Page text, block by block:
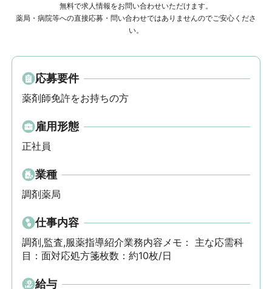
無料で求人情報をお問い合わせいただけます。
薬局・病院等への直接応募・問い合わせではありませんのでご安心くださ
い。
応募要件
薬剤師免許をお持ちの方
雇用形態
正社員
業種
調剤薬局
仕事内容
調剤,監査,服薬指導紹介業務内容メモ： 主な応需科
目：面対応処方箋枚数：約10枚/日
給与